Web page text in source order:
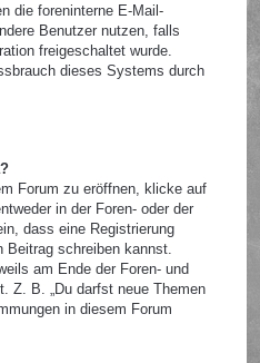
die foreninterne E-Mail-
Benutzer nutzen, falls
freigeschaltet wurde.
dieses Systems durch
Forum zu eröffnen, klicke auf
in der Foren- oder der
dass eine Registrierung
schreiben kannst.
am Ende der Foren- und
Z. B. „Du darfst neue Themen
in diesem Forum